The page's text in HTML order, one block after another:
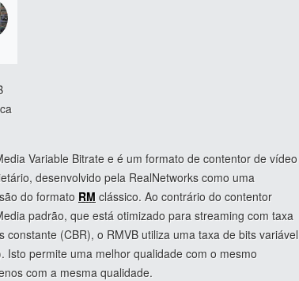
Variable Bitrate e é um formato de contentor de vídeo
desenvolvido pela RealNetworks como uma
do formato RM clássico. Ao contrário do contentor
padrão, que está otimizado para streaming com taxa
constante (CBR), o RMVB utiliza uma taxa de bits variável
Isto permite uma melhor qualidade com o mesmo
com a mesma qualidade.